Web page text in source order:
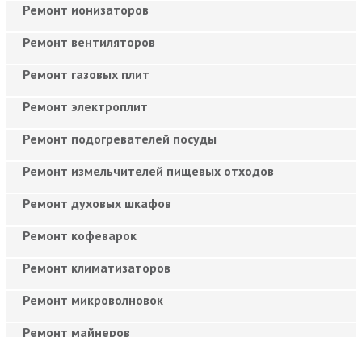
Ремонт ионизаторов
Ремонт вентиляторов
Ремонт газовых плит
Ремонт электроплит
Ремонт подогревателей посуды
Ремонт измельчителей пищевых отходов
Ремонт духовых шкафов
Ремонт кофеварок
Ремонт климатизаторов
Ремонт микроволновок
Ремонт майнеров